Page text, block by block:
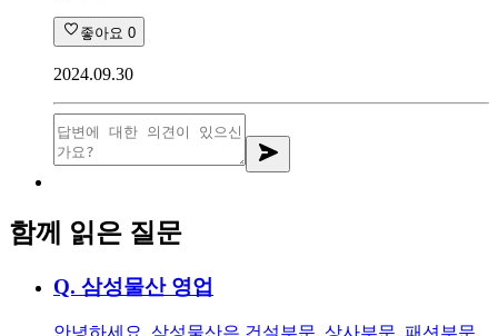
좋아요 0
2024.09.30
함께 읽은 질문
Q. 삼성물산 영업